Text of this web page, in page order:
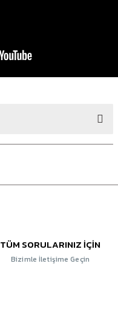
TÜM SORULARINIZ İÇİN
Bizimle İletişime Geçin